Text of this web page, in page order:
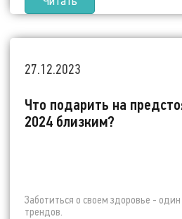
27.12.2023
Что подарить на
2024 близким?
Заботиться о своем здоровье -
трендов.